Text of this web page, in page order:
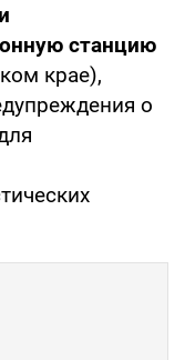
станцию
крае),
о